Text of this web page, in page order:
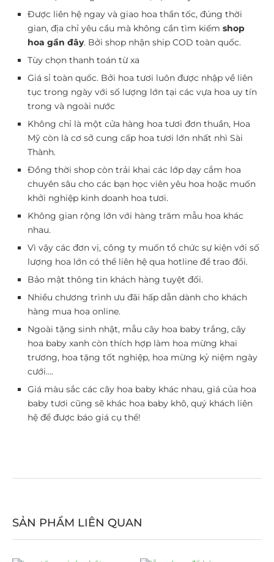
Được liên hệ ngay và giao hoa thần tốc, đúng thời
gian, địa chỉ yêu cầu mà không cần tìm kiếm shop
hoa gần đây. Bởi shop nhận ship COD toàn quốc.
Tùy chọn thanh toán từ xa
Giá sỉ toàn quốc. Bởi hoa tươi luôn được nhập về liên
tục trong ngày với số lượng lớn tại các vựa hoa uy tín
trong và ngoài nước
Không chỉ là một cửa hàng hoa tươi đơn thuần, Hoa
Mỹ còn là cơ sở cung cấp hoa tươi lớn nhất nhì Sài
Thành.
Đồng thời shop còn trải khai các lớp dạy cắm hoa
chuyên sâu cho các bạn học viên yêu hoa hoặc muốn
khởi nghiệp kinh doanh hoa tươi.
Không gian rộng lớn với hàng trăm mẫu hoa khác
nhau.
Vì vậy các đơn vị, công ty muốn tổ chức sự kiện với số
lượng hoa lớn có thể liên hệ qua hotline để trao đổi.
Bảo mật thông tin khách hàng tuyệt đối.
Nhiều chương trình ưu đãi hấp dẫn dành cho khách
hàng mua hoa online.
Ngoài tặng sinh nhật, mẫu cây hoa baby trắng, cây
hoa baby xanh còn thích hợp làm hoa mừng khai
trương, hoa tặng tốt nghiệp, hoa mừng kỷ niệm ngày
cưới….
Giá màu sắc các cây hoa baby khác nhau, giá của hoa
baby tươi cũng sẽ khác hoa baby khô, quý khách liên
hệ để được báo giá cụ thể!
SẢN PHẨM LIÊN QUAN